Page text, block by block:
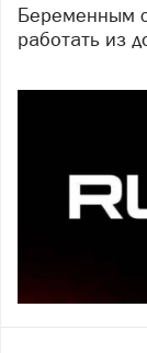
Беременным сотрудницам могут разрешить
работать из